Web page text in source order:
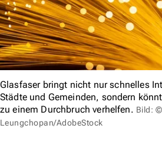
Glasfaser bringt nicht nur schnelles
Städte und Gemeinden, sondern
zu einem Durchbruch verhelfen. Bild: ©
Leungchopan/AdobeStock